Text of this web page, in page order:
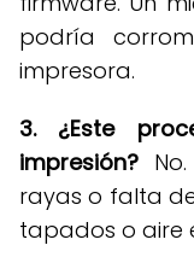
podría
impresora.
3. ¿Este
impresión? No.
rayas o falta
tapados o aire